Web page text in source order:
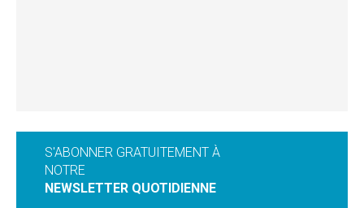
S'ABONNER GRATUITEMENT À
NOTRE
NEWSLETTER QUOTIDIENNE